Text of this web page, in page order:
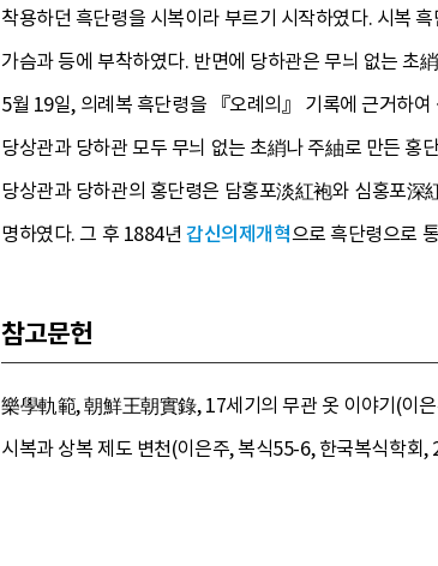
착용하던 흑단령을 시복이라 부르기 시작하였다. 시복
가슴과 등에 부착하였다. 반면에 당하관은 무늬 없는 초
5월 19일, 의례복 흑단령을 『오례의』 기록에 근거하
당상관과 당하관 모두 무늬 없는 초綃나 주紬로 만든 홍
당상관과 당하관의 홍단령은 담홍포淡紅袍와 심홍포
명하였다. 그 후 1884년갑신의제개혁으로 흑단령으로
참고문헌
樂學軌範, 朝鮮王朝實錄, 17세기의 무관 옷 이야기(이
시복과 상복 제도 변천(이은주, 복식55-6, 한국복식학